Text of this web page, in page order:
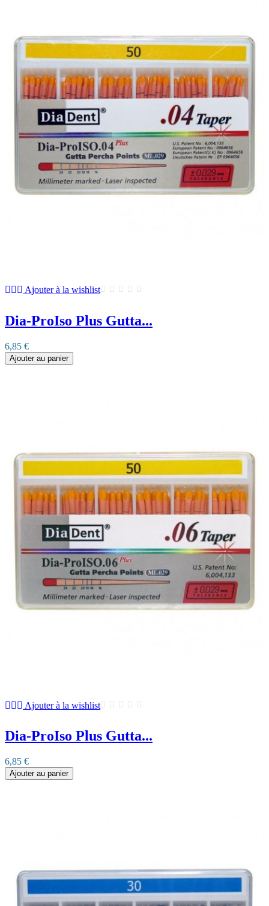
Ajouter à la wishlist
Dia-ProIso Plus Gutta...
6,85 €
Ajouter au panier
Ajouter à la wishlist
Dia-ProIso Plus Gutta...
6,85 €
Ajouter au panier